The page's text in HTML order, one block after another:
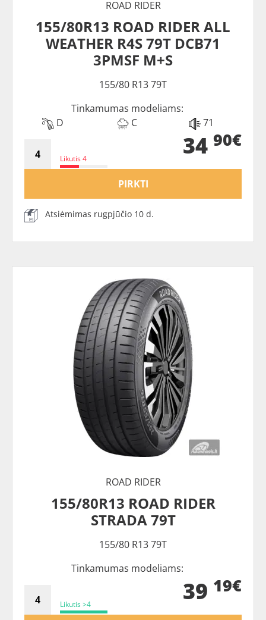
ROAD RIDER
155/80R13 ROAD RIDER ALL
WEATHER R4S 79T DCB71
3PMSF M+S
155/80 R13 79T
Tinkamumas modeliams:
D
C 71
Likutis 4 34 90€
PIRKTI
Atsiėmimas rugpjūčio 10 d.
ROAD RIDER
155/80R13 ROAD RIDER
STRADA 79T
155/80 R13 79T
Tinkamumas modeliams:
Likutis >4 39 19€